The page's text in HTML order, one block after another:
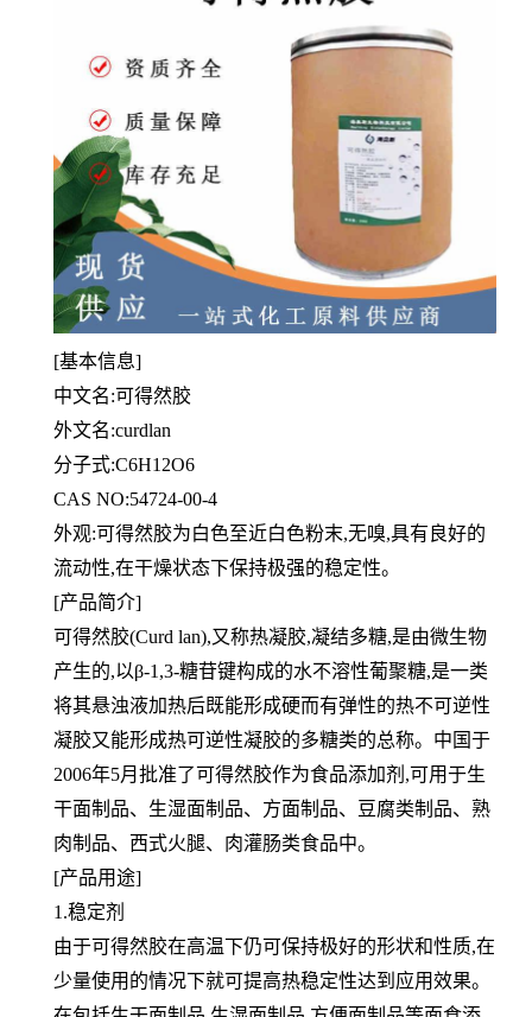
[基本信息]
中文名:可得然胶
外文名:curdlan
分子式:C6H12O6
CAS NO:54724-00-4
外观:可得然胶为白色至近白色粉末,无嗅,具有良好的
流动性,在干燥状态下保持极强的稳定性。
[产品简介]
可得然胶(Curd lan),又称热凝胶,凝结多糖,是由微生物
产生的,以β-1,3-糖苷键构成的水不溶性葡聚糖,是一类
将其悬浊液加热后既能形成硬而有弹性的热不可逆性
凝胶又能形成热可逆性凝胶的多糖类的总称。中国于
2006年5月批准了可得然胶作为食品添加剂,可用于生
干面制品、生湿面制品、方面制品、豆腐类制品、熟
肉制品、西式火腿、肉灌肠类食品中。
[产品用途]
1.稳定剂
由于可得然胶在高温下仍可保持极好的形状和性质,在
少量使用的情况下就可提高热稳定性达到应用效果。